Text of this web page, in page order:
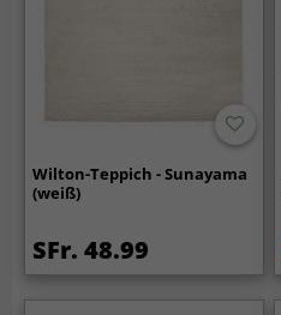
Wilton-Teppich - Sunayama
(weiß)
SFr. 48.99